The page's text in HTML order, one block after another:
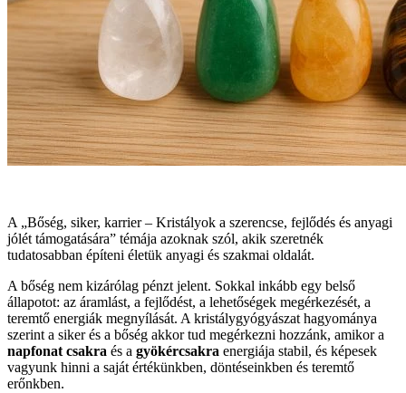
A „Bőség, siker, karrier – Kristályok a szerencse, fejlődés és anyagi
jólét támogatására” témája azoknak szól, akik szeretnék
tudatosabban építeni életük anyagi és szakmai oldalát.
A bőség nem kizárólag pénzt jelent. Sokkal inkább egy belső
állapotot: az áramlást, a fejlődést, a lehetőségek megérkezését, a
teremtő energiák megnyílását. A kristálygyógyászat hagyománya
szerint a siker és a bőség akkor tud megérkezni hozzánk, amikor a
napfonat csakra és a gyökércsakra energiája stabil, és képesek
vagyunk hinni a saját értékünkben, döntéseinkben és teremtő
erőnkben.